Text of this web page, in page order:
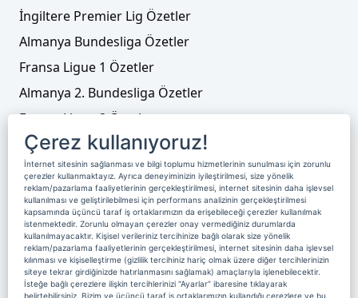
İngiltere Premier Lig Özetler
Almanya Bundesliga Özetler
Fransa Ligue 1 Özetler
Almanya 2. Bundesliga Özetler
Fransa Ligue 2 Özetler
Tenis
Video Liste
Foto Galeriler
Üyelik Yayın Akışı Reklam
Site Sözleşmesi
Künye ve İletişim
Çerez Politikası
Çerez Yönetimi
Veri Sahibi Başvuru Formu
Çerez kullanıyoruz!
İnternet sitesinin sağlanması ve bilgi toplumu hizmetlerinin sunulması için zorunlu
çerezler kullanmaktayız. Ayrıca deneyiminizin iyileştirilmesi, size yönelik
reklam/pazarlama faaliyetlerinin gerçekleştirilmesi, internet sitesinin daha işlevsel
kullanılması ve geliştirilebilmesi için performans analizinin gerçekleştirilmesi
kapsamında üçüncü taraf iş ortaklarımızın da erişebileceği çerezler kullanılmak
istenmektedir. Zorunlu olmayan çerezler onay vermediğiniz durumlarda
kullanılmayacaktır. Kişisel verileriniz tercihinize bağlı olarak size yönelik
reklam/pazarlama faaliyetlerinin gerçekleştirilmesi, internet sitesinin daha işlevsel
kılınması ve kişiselleştirme (gizlilik tercihiniz hariç olmak üzere diğer tercihlerinizin
siteye tekrar girdiğinizde hatırlanmasını sağlamak) amaçlarıyla işlenebilecektir.
İsteğe bağlı çerezlere ilişkin tercihlerinizi “Ayarlar” ibaresine tıklayarak
belirtebilirsiniz. Bizim ve üçüncü taraf iş ortaklarımızın kullandığı çerezlere ve bu